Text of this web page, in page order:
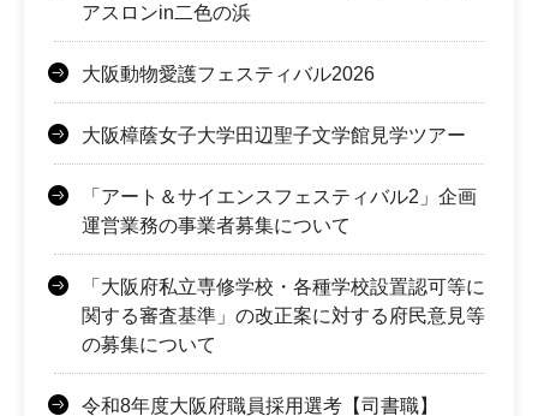
アスロンin二色の浜
大阪動物愛護フェスティバル2026
大阪樟蔭女子大学田辺聖子文学館見学ツアー
「アート＆サイエンスフェスティバル2」企画
運営業務の事業者募集について
「大阪府私立専修学校・各種学校設置認可等に
関する審査基準」の改正案に対する府民意見等
の募集について
令和8年度大阪府職員採用選考【司書職】